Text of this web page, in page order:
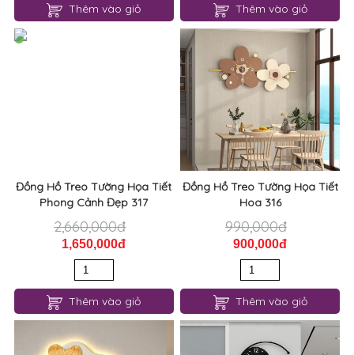
2,660,000đ
1,650,000đ
Thêm vào giỏ
Đồng Hồ Treo Tường Họa Tiết
Hoa 316
990,000đ
900,000đ
Thêm vào giỏ